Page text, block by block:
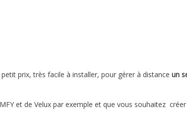
prix, très facile à installer, pour gérer à distance un
et de Velux par exemple et que vous souhaitez